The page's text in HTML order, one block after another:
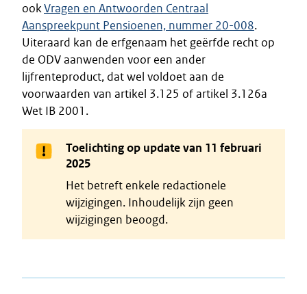
ookVragen en Antwoorden Centraal
Aanspreekpunt Pensioenen, nummer 20-008.
Uiteraard kan de erfgenaam het geërfde recht op
de ODV aanwenden voor een ander
lijfrenteproduct, dat wel voldoet aan de
voorwaarden van artikel 3.125 of artikel 3.126a
Wet IB 2001.
Toelichting op update van 11 februari
2025
Het betreft enkele redactionele
wijzigingen. Inhoudelijk zijn geen
wijzigingen beoogd.